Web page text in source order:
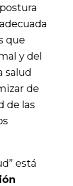
que
y del
salud
de
de las
está